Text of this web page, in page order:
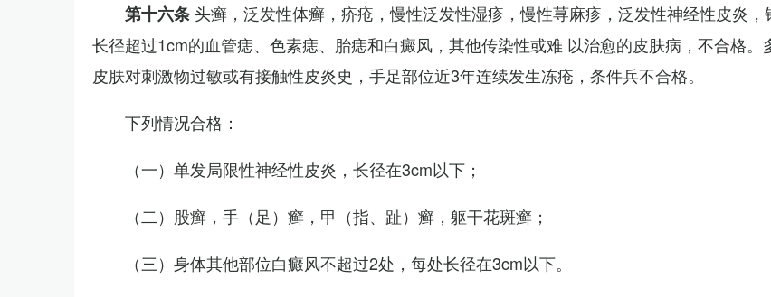
第十六条 头癣，泛发性体癣，疥疮，慢性泛发性湿疹，慢性荨麻疹，泛发性神经性皮炎，
长径超过1cm的血管痣、色素痣、胎痣和白癜风，其他传染性或难 以治愈的皮肤病，不合格。
皮肤对刺激物过敏或有接触性皮炎史，手足部位近3年连续发生冻疮，条件兵不合格。
下列情况合格：
（一）单发局限性神经性皮炎，长径在3cm以下；
（二）股癣，手（足）癣，甲（指、趾）癣，躯干花斑癣；
（三）身体其他部位白癜风不超过2处，每处长径在3cm以下。